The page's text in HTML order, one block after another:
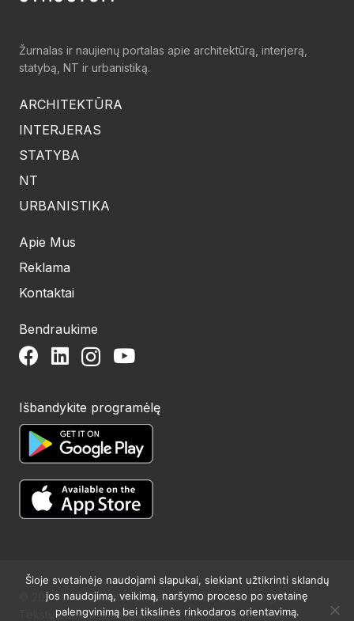
Žurnalas ir naujienų portalas apie architektūrą, interjerą,
statybą, NT ir urbanistiką.
ARCHITEKTŪRA
INTERJERAS
STATYBA
NT
URBANISTIKA
Apie Mus
Reklama
Kontaktai
Bendraukime
Išbandykite programėlę
© 2024 UAB Structum projektai. Visos teisės saugomos.
Tekstų publikavimas galimas tik su raštišku redakcijos
Šioje svetainėje naudojami slapukai, siekiant užtikrinti sklandų
jos naudojimą, veikimą, naršymo proceso po svetainę
palengvinimą bei tikslinės rinkodaros orientavimą.